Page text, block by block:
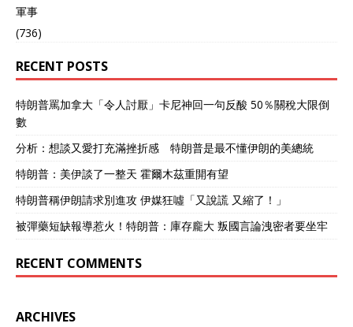
軍事
(736)
RECENT POSTS
特朗普罵加拿大「令人討厭」卡尼神回一句反酸 50％關稅大限倒
數
分析：想談又愛打充滿挫折感 特朗普是最不懂伊朗的美總統
特朗普：美伊談了一整天 霍爾木茲重開有望
特朗普稱伊朗請求別進攻 伊媒狂噓「又說謊 又縮了！」
被彈藥短缺報導惹火！特朗普：庫存龐大 叛國言論洩密者要坐牢
RECENT COMMENTS
ARCHIVES